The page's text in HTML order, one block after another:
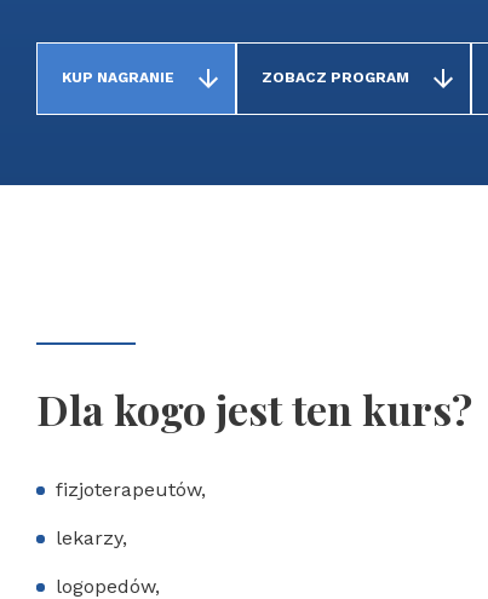
KUP NAGRANIE ZOBACZ PROGRAM
Dla kogo jest ten kurs?
fizjoterapeutów,
lekarzy,
logopedów,